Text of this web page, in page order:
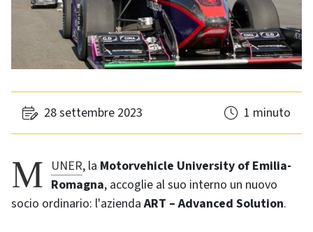
28 settembre 2023 1 minuto
MUNER, la Motorvehicle University of Emilia-
Romagna, accoglie al suo interno un nuovo
socio ordinario: l'aziendaART – Advanced Solution.